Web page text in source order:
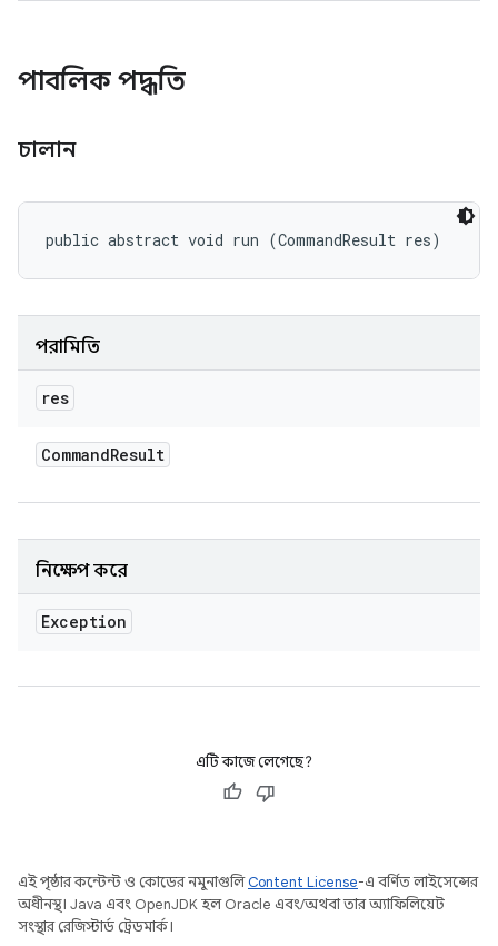
পাবলিক পদ্ধতি
চালান
public abstract void run (CommandResult res)
পরামিতি
res
CommandResult
নিক্ষেপ করে
Exception
এটি কাজে লেগেছে?
এই পৃষ্ঠার কন্টেন্ট ও কোডের নমুনাগুলিContent License-এ বর্ণিত লাইসেন্সের
অধীনস্থ। Java এবং OpenJDK হল Oracle এবং/অথবা তার অ্যাফিলিয়েট
সংস্থার রেজিস্টার্ড ট্রেডমার্ক।